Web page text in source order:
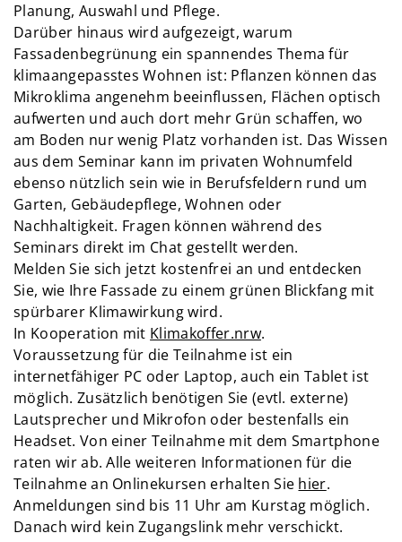
Planung, Auswahl und Pflege.
Darüber hinaus wird aufgezeigt, warum
Fassadenbegrünung ein spannendes Thema für
klimaangepasstes Wohnen ist: Pflanzen können das
Mikroklima angenehm beeinflussen, Flächen optisch
aufwerten und auch dort mehr Grün schaffen, wo
am Boden nur wenig Platz vorhanden ist. Das Wissen
aus dem Seminar kann im privaten Wohnumfeld
ebenso nützlich sein wie in Berufsfeldern rund um
Garten, Gebäudepflege, Wohnen oder
Nachhaltigkeit. Fragen können während des
Seminars direkt im Chat gestellt werden.
Melden Sie sich jetzt kostenfrei an und entdecken
Sie, wie Ihre Fassade zu einem grünen Blickfang mit
spürbarer Klimawirkung wird.
In Kooperation mit Klimakoffer.nrw.
Voraussetzung für die Teilnahme ist ein
internetfähiger PC oder Laptop, auch ein Tablet ist
möglich. Zusätzlich benötigen Sie (evtl. externe)
Lautsprecher und Mikrofon oder bestenfalls ein
Headset. Von einer Teilnahme mit dem Smartphone
raten wir ab. Alle weiteren Informationen für die
Teilnahme an Onlinekursen erhalten Sie hier.
Anmeldungen sind bis 11 Uhr am Kurstag möglich.
Danach wird kein Zugangslink mehr verschickt.